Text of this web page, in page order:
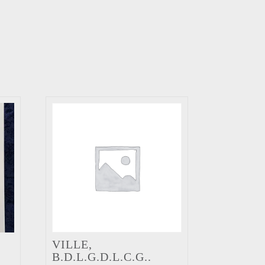
VILLE,
B.D.L.G.D.L.C.G..